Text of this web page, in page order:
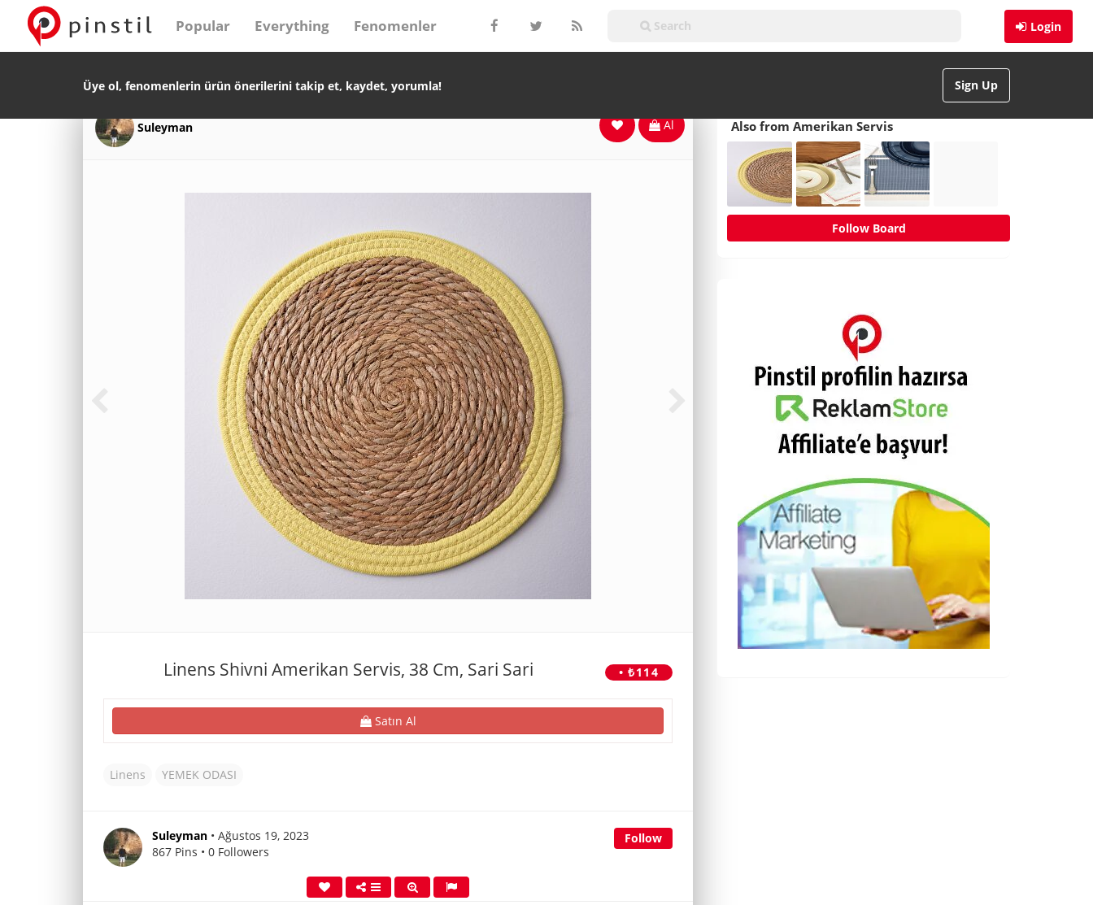
Login
Popular Everything Fenomenler
Sign Up
Üye ol, fenomenlerin ürün önerilerini takip et, kaydet, yorumla!
Suleyman Al
• ₺114
Linens Shivni Amerikan Servis, 38 Cm, Sari Sari
Satın Al
Linens YEMEK ODASI
Follow
Suleyman • Ağustos 19, 2023
867 Pins • 0 Followers
Also from Amerikan Servis
Follow Board